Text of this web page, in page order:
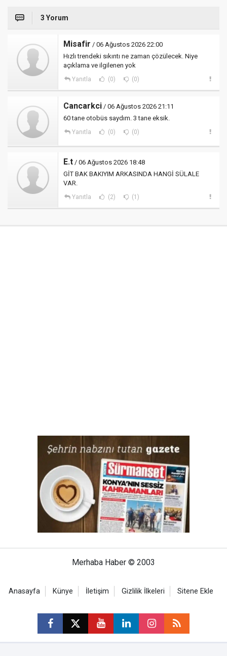
3 Yorum
Misafir / 06 Ağustos 2026 22:00
Hızlı trendeki sıkıntı ne zaman çözülecek. Niye
açıklama ve ilgilenen yok
Yanıtla (0) (0)
Cancarkci / 06 Ağustos 2026 21:11
60 tane otobüs saydım. 3 tane eksik.
Yanıtla (0) (0)
E.t / 06 Ağustos 2026 18:48
GİT BAK BAKIYIM ARKASINDA HANGİ SÜLALE
VAR.
Yanıtla (2) (1)
Merhaba Haber © 2003
Anasayfa Künye İletişim Gizlilik İlkeleri Sitene Ekle